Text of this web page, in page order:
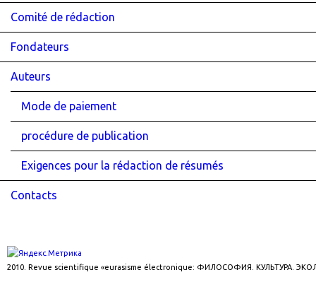
Comité de rédaction
Fondateurs
Auteurs
Mode de paiement
procédure de publication
Exigences pour la rédaction de résumés
Contacts
2010. Revue scientifique «eurasisme électronique: ФИЛОСОФИЯ. КУЛЬТУРА.